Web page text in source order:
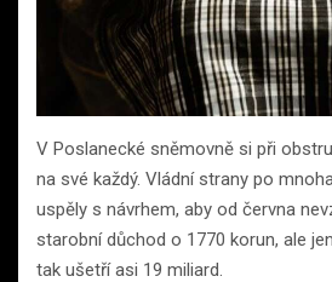
V Poslanecké sněmovně si při
na své každý. Vládní strany po
uspěly s návrhem, aby od června
starobní důchod o 1770 korun, ale
tak ušetří asi 19 miliard.